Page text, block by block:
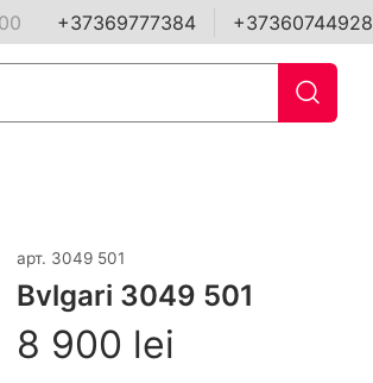
+37369777384 +37360744928
арт. 3049 501
Bvlgari 3049 501
8 900 lei